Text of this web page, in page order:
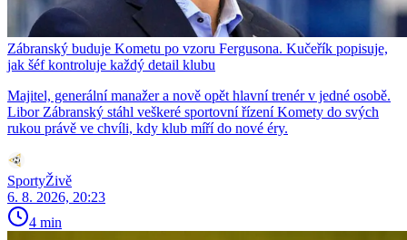
Zábranský buduje Kometu po vzoru Fergusona. Kučeřík popisuje,
jak šéf kontroluje každý detail klubu
Majitel, generální manažer a nově opět hlavní trenér v jedné osobě.
Libor Zábranský stáhl veškeré sportovní řízení Komety do svých
rukou právě ve chvíli, kdy klub míří do nové éry.
SportyŽivě
6. 8. 2026, 20:23
4 min